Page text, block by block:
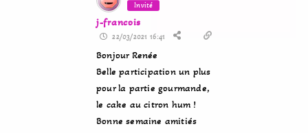
Invité
j-francois
22/03/2021 16:41
Bonjour Renée
Belle participation un plus
pour la partie gourmande,
le cake au citron hum !
Bonne semaine amitiés